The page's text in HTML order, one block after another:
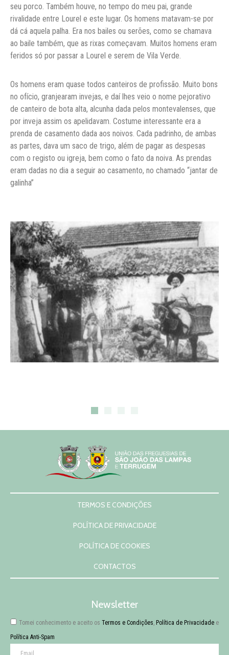
seu porco. Também houve, no tempo do meu pai, grande
rivalidade entre Lourel e este lugar. Os homens matavam-se por
dá cá aquela palha. Era nos bailes ou serões, como se chamava
ao baile também, que as rixas começavam. Muitos homens eram
feridos só por passar a Lourel e serem de Vila Verde.
Os homens eram quase todos canteiros de profissão. Muito bons
no ofício, granjearam invejas, e daí lhes veio o nome pejorativo
de canteiro de bota alta, alcunha dada pelos montevalenses, que
por inveja assim os apelidavam. Costume interessante era a
prenda de casamento dada aos noivos. Cada padrinho, de ambas
as partes, dava um saco de trigo, além de pagar as despesas
com o registo ou igreja, bem como o fato da noiva. As prendas
eram dadas no dia a seguir ao casamento, no chamado “jantar de
galinha”
TERMOS E CONDIÇÕES
POLÍTICA DE PRIVACIDADE
POLÍTICA DE COOKIES
CONTACTOS
Newsletter
Tomei conhecimento e aceito os Termos e Condições, Política de Privacidade e
Política Anti-Spam